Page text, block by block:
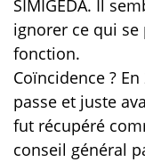
SIMIGEDA. Il
ignorer ce qui se
fonction.
Coïncidence ?
passe et juste
fut récupéré
conseil général